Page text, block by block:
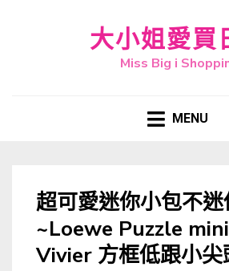
大小姐愛買
Miss Big i
MENU
超可愛迷你小包不
~Loewe Puzzle
Vivier 方框低跟小尖